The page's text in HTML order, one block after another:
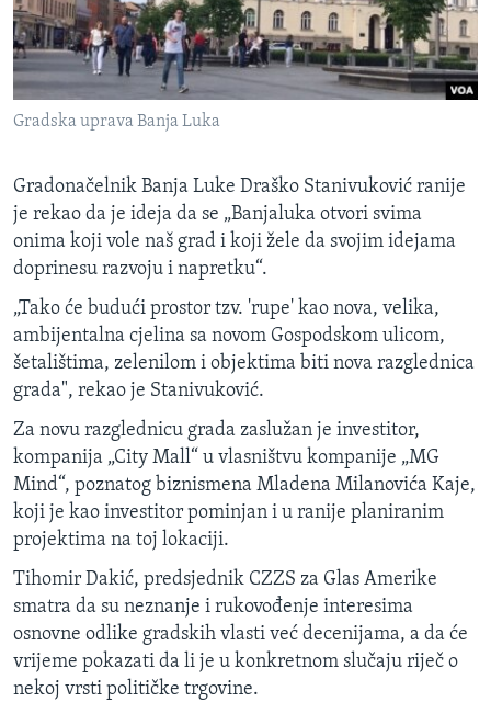
Gradska uprava Banja Luka
Gradonačelnik Banja Luke Draško Stanivuković ranije
je rekao da je ideja da se „Banjaluka otvori svima
onima koji vole naš grad i koji žele da svojim idejama
doprinesu razvoju i napretku“.
„Tako će budući prostor tzv. 'rupe' kao nova, velika,
ambijentalna cjelina sa novom Gospodskom ulicom,
šetalištima, zelenilom i objektima biti nova razglednica
grada", rekao je Stanivuković.
Za novu razglednicu grada zaslužan je investitor,
kompanija „City Mall“ u vlasništvu kompanije „MG
Mind“, poznatog biznismena Mladena Milanovića Kaje,
koji je kao investitor pominjan i u ranije planiranim
projektima na toj lokaciji.
Tihomir Dakić, predsjednik CZZS za Glas Amerike
smatra da su neznanje i rukovođenje interesima
osnovne odlike gradskih vlasti već decenijama, a da će
vrijeme pokazati da li je u konkretnom slučaju riječ o
nekoj vrsti političke trgovine.